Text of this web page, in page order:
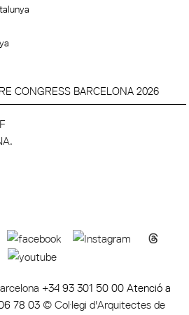
CONGRESS BARCELONA 2026
+34 93 301 50 00 Atenció a
78 03 © Col·legi d'Arquitectes de